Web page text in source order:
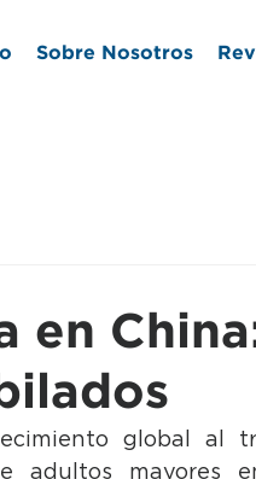
Sobre Nosotros
en
global al
adultos mayores